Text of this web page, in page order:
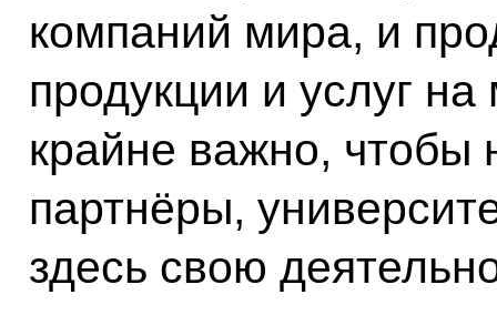
компаний мира, и
продукции и услуг
крайне важно,
партнёры,
здесь свою